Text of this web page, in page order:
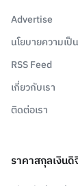
Advertise
นโยบายความเ
RSS Feed
เกี่ยวกับเรา
ติดต่อเรา
ราคาสกุลเงิน